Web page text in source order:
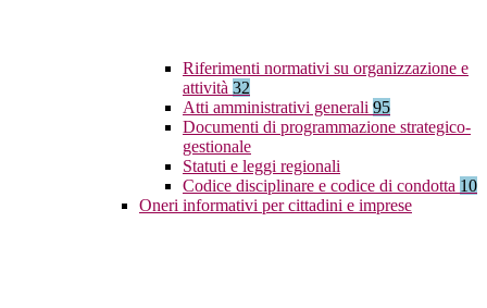
Riferimenti normativi su organizzazione e
attività 32
Atti amministrativi generali 95
Documenti di programmazione strategico-
gestionale
Statuti e leggi regionali
Codice disciplinare e codice di condotta 10
Oneri informativi per cittadini e imprese